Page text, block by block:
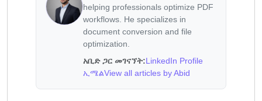
helping professionals optimize PDF
workflows. He specializes in
document conversion and file
optimization.
አቢድ ጋር መገናኘት:LinkedIn Profile
ኢሜልView all articles by Abid